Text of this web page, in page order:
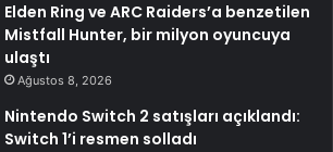
Elden Ring ve ARC Raiders’a benzetilen
Mistfall Hunter, bir milyon oyuncuya
ulaştı
Ağustos 8, 2026
Nintendo Switch 2 satışları açıklandı:
Switch 1’i resmen solladı